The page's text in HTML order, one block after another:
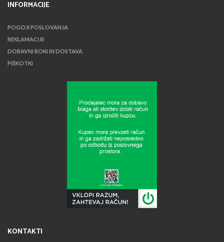
INFORMACIJE
POGOJI POSLOVANJA
REKLAMACIJE
DOBAVNI ROKI IN DOSTAVA
PIŠKOTKI
KONTAKTI